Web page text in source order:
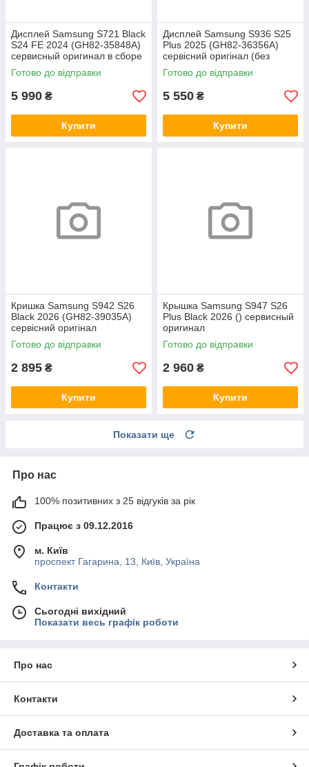
Дисплей Samsung S721 Black
S24 FE 2024 (GH82-35848A)
сервисный оригинал в сборе
с рамкой
Готово до відправки
5 990 ₴
Купити
Дисплей Samsung S936 S25
Plus 2025 (GH82-36356A)
сервісний оригінал (без
рамки)
Готово до відправки
5 550 ₴
Купити
Кришка Samsung S942 S26
Black 2026 (GH82-39035A)
сервісний оригінал
Готово до відправки
2 895 ₴
Купити
Крышка Samsung S947 S26
Plus Black 2026 () сервисный
оригинал
Готово до відправки
2 960 ₴
Купити
Показати ще
Про нас
100% позитивних з 25 відгуків за рік
Працює з 09.12.2016
м. Київ
проспект Гагарина, 13, Київ, Україна
Контакти
Сьогодні вихідний
Показати весь графік роботи
Про нас
Контакти
Доставка та оплата